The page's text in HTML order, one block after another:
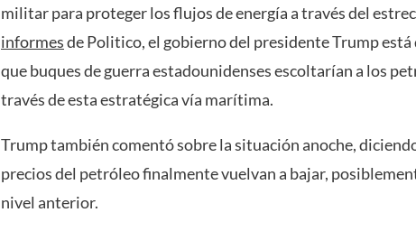
militar para proteger los flujos de energía a través del
informesde Politico, el gobierno del presidente Trump
que buques de guerra estadounidenses escoltarían a los
través de esta estratégica vía marítima.
Trump también comentó sobre la situación anoche,
precios del petróleo finalmente vuelvan a bajar,
nivel anterior.